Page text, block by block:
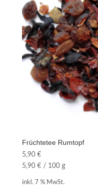
Früchtetee Rumtopf
5,90 €
5,90 €/ 100 g
inkl. 7 % MwSt.